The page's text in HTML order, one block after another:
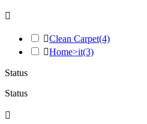

Clean Carpet(4)
Home>it(3)
Status
Status
